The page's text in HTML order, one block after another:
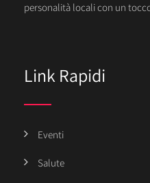
personalità locali con un
Link Rapidi
Eventi
Salute